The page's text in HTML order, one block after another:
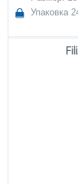
Упаковка